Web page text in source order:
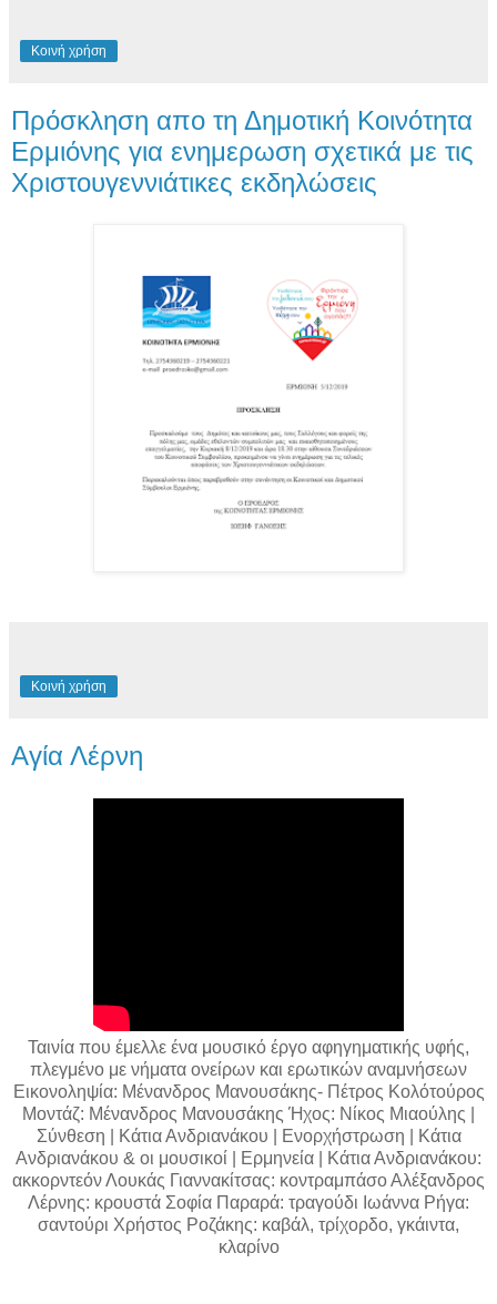
Κοινή χρήση
Πρόσκληση απο τη Δημοτική Κοινότητα
Ερμιόνης για ενημερωση σχετικά με τις
Χριστουγεννιάτικες εκδηλώσεις
Κοινή χρήση
Aγία Λέρνη
Ταινία που έμελλε ένα μουσικό έργο αφηγηματικής υφής,
πλεγμένο με νήματα ονείρων και ερωτικών αναμνήσεων
Eικονοληψία: Μένανδρος Μανουσάκης- Πέτρος Κολότούρος
Μοντάζ: Μένανδρος Μανουσάκης Ήχος: Νίκος Μιαούλης |
Σύνθεση | Κάτια Ανδριανάκου | Ενορχήστρωση | Κάτια
Ανδριανάκου & οι μουσικοί | Ερμηνεία | Κάτια Ανδριανάκου:
ακκορντεόν Λουκάς Γιαννακίτσας: κοντραμπάσο Αλέξανδρος
Λέρνης: κρουστά Σοφία Παραρά: τραγούδι Ιωάννα Ρήγα:
σαντούρι Χρήστος Ροζάκης: καβάλ, τρίχορδο, γκάιντα,
κλαρίνο